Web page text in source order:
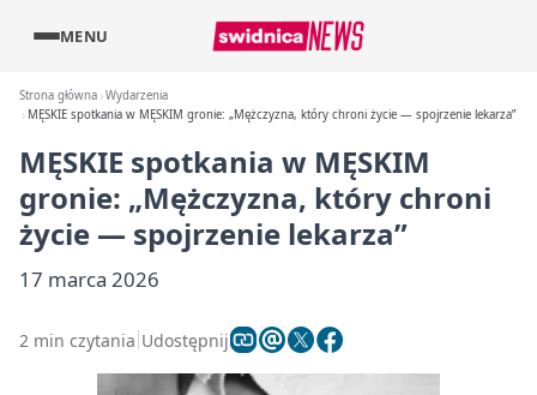
MENU
Strona główna Wydarzenia
MĘSKIE spotkania w MĘSKIM gronie: „Mężczyzna, który chroni życie — spojrzenie lekarza”
MĘSKIE spotkania w MĘSKIM
gronie: „Mężczyzna, który chroni
życie — spojrzenie lekarza”
17 marca 2026
2 min czytania Udostępnij